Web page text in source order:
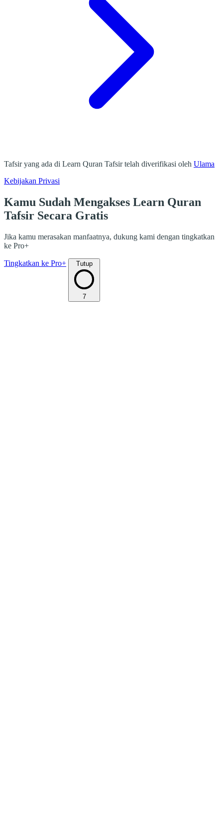
Tafsir yang ada di Learn Quran Tafsir telah diverifikasi oleh Ulama
Kebijakan Privasi
Kamu Sudah Mengakses Learn Quran
Tafsir Secara Gratis
Jika kamu merasakan manfaatnya, dukung kami dengan tingkatkan
ke Pro+
Tingkatkan ke Pro+ Tutup
7